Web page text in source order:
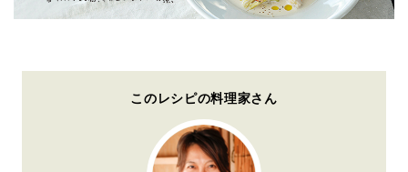
このレシピの料理家さん